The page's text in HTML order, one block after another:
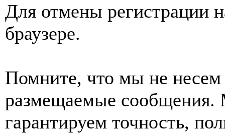
Для отмены регистрации
браузере.
Помните, что мы не несем
размещаемые сообщения.
гарантируем точность,